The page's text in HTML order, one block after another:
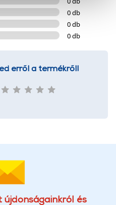
nem alkalmasak,
szükségesek. Az oldal
cookie-k használatát.
0 db
0 db
0 db
erről a termékről!
újdonságainkról és